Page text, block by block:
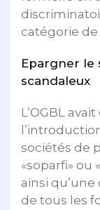
catégorie de
Epargner le
scandaleux
L’OGBL
sociétés de
«soparfi» ou
ainsi
de tous les